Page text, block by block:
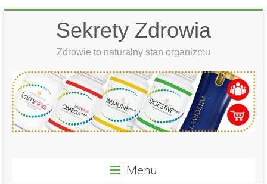
Sekrety Zdrowia
Zdrowie to naturalny stan organizmu
Menu